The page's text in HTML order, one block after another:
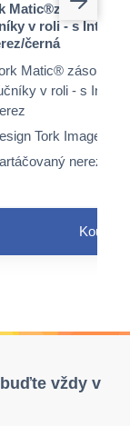
Matic®zásobník
v roli - s
černá
Matic® zásobník
v roli - s
Tork Image
nerez/
Koupit
vždy v